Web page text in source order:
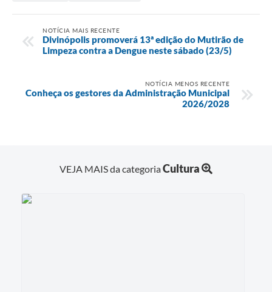
NOTÍCIA MAIS RECENTE
Divinópolis promoverá 13ª edição do Mutirão de
Limpeza contra a Dengue neste sábado (23/5)
NOTÍCIA MENOS RECENTE
Conheça os gestores da Administração Municipal
2026/2028
VEJA MAIS da categoriaCultura